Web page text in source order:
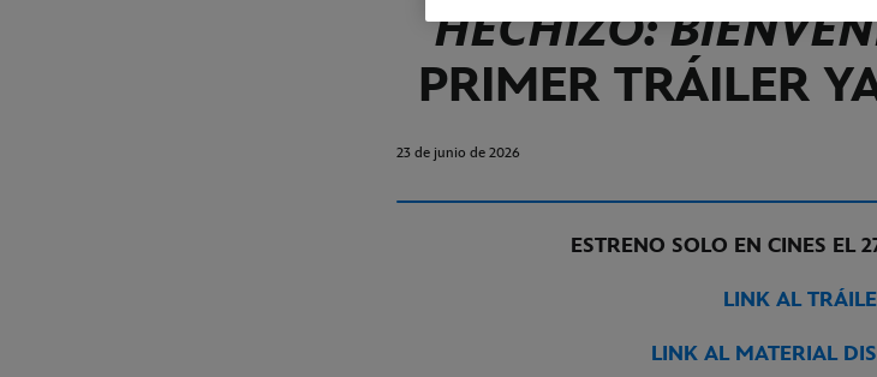
HECHIZO:
PRIMER TRÁILER
23 de junio de 2026
ESTRENO SOLO EN CINES EL
LINK AL
LINK AL MATERIAL